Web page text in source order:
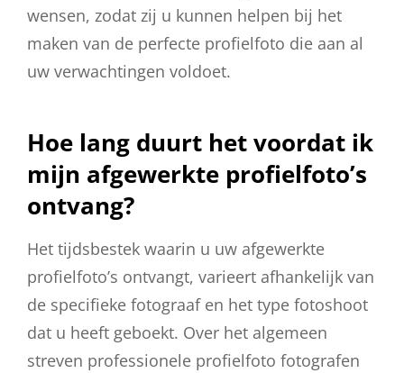
wensen, zodat zij u kunnen helpen bij het
maken van de perfecte profielfoto die aan al
uw verwachtingen voldoet.
Hoe lang duurt het voordat ik
mijn afgewerkte profielfoto’s
ontvang?
Het tijdsbestek waarin u uw afgewerkte
profielfoto’s ontvangt, varieert afhankelijk van
de specifieke fotograaf en het type fotoshoot
dat u heeft geboekt. Over het algemeen
streven professionele profielfoto fotografen